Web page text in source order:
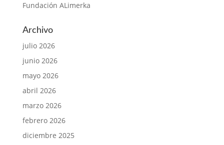
Fundación ALimerka
Archivo
julio 2026
junio 2026
mayo 2026
abril 2026
marzo 2026
febrero 2026
diciembre 2025